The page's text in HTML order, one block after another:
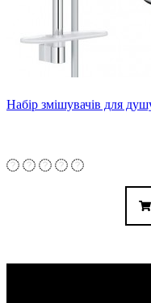
Набір змішувачів для